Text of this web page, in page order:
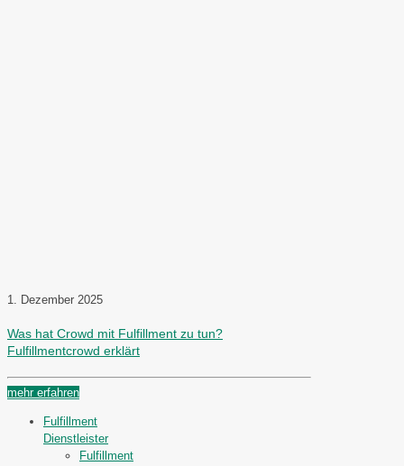
1. Dezember 2025
Was hat Crowd mit Fulfillment zu tun?
Fulfillmentcrowd erklärt
mehr erfahren
Fulfillment
Dienstleister
Fulfillment